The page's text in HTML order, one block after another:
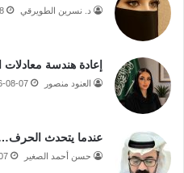
د. نسرين الطويرقي
إعادة هندسة
العنود منصور 08-07
عندما يتحدث الحرف…
حسن أحمد الصغير